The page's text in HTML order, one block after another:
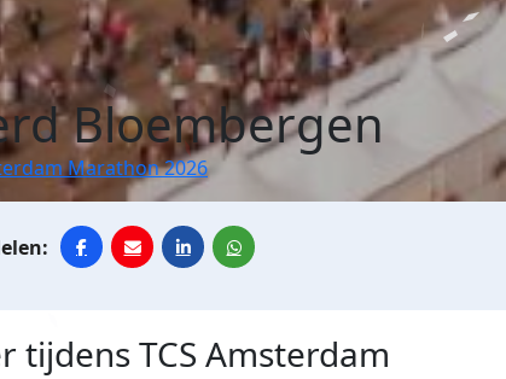
Bloembergen
Marathon 2026
tijdens TCS Amsterdam